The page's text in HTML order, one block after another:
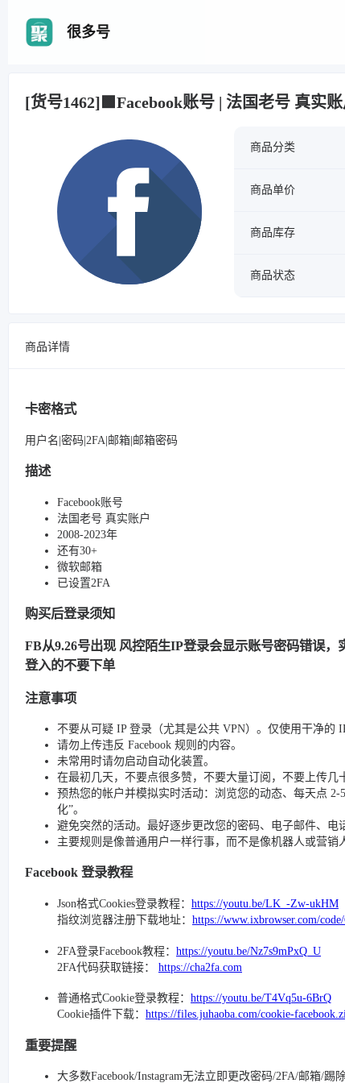
很多号
[货号1462]🟩Facebook账号 | 法国老号 真实
商品分类
商品单价
商品库存
商品状态
商品详情
卡密格式
用户名|密码|2FA|邮箱|邮箱密码
描述
Facebook账号
法国老号 真实账户
2008-2023年
还有30+
微软邮箱
已设置2FA
购买后登录须知
FB从9.26号出现 风控陌生IP登录会显示账号密码错误
登入的不要下单
注意事项
不要从可疑 IP 登录（尤其是公共 VPN）。仅使用干净的
请勿上传违反 Facebook 规则的内容。
未常用时请勿启动自动化装置。
在最初几天，不要点很多赞，不要大量订阅，不要上传几
预热您的帐户并模拟实时活动：浏览您的动态、每天点 2-
化”。
避免突然的活动。最好逐步更改您的密码、电子邮件、电
主要规则是像普通用户一样行事，而不是像机器人或营销
Facebook 登录教程
Json格式Cookies登录教程： https://youtu.be/LK_-Zw-ukHM
指纹浏览器注册下载地址： https://www.ixbrowser.com/code/
2FA登录Facebook教程： https://youtu.be/Nz7s9mPxQ_U
2FA代码获取链接： https://cha2fa.com
普通格式Cookie登录教程： https://youtu.be/T4Vq5u-6BrQ
Cookie插件下载： https://files.juhaoba.com/cookie-
重要提醒
大多数Facebook/Instagram无法立即更改密码/2FA/邮箱/